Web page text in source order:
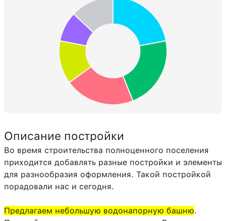
Описание постройки
Во время строительства полноценного поселения
приходится добавлять разные постройки и элементы
для разнообразия оформления. Такой постройкой
порадовали нас и сегодня.
Предлагаем небольшую водонапорную башню.